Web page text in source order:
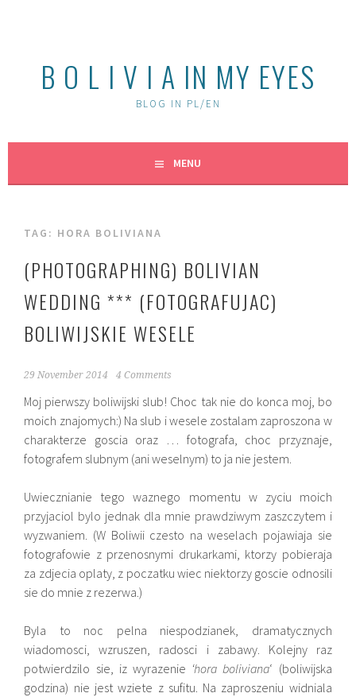
B O L I V I A IN MY EYES
BLOG IN PL/EN
MENU
TAG: HORA BOLIVIANA
(PHOTOGRAPHING) BOLIVIAN
WEDDING *** (FOTOGRAFUJAC)
BOLIWIJSKIE WESELE
29 November 2014 4 Comments
Moj pierwszy boliwijski slub! Choc tak nie do konca moj, bo
moich znajomych:) Na slub i wesele zostalam zaproszona w
charakterze goscia oraz … fotografa, choc przyznaje,
fotografem slubnym (ani weselnym) to ja nie jestem.
Uwiecznianie tego waznego momentu w zyciu moich
przyjaciol bylo jednak dla mnie prawdziwym zaszczytem i
wyzwaniem. (W Boliwii czesto na weselach pojawiaja sie
fotografowie z przenosnymi drukarkami, ktorzy pobieraja
za zdjecia oplaty, z poczatku wiec niektorzy goscie odnosili
sie do mnie z rezerwa.)
Byla to noc pelna niespodzianek, dramatycznych
wiadomosci, wzruszen, radosci i zabawy. Kolejny raz
potwierdzilo sie, iz wyrazenie ‘hora boliviana‘ (boliwijska
godzina) nie jest wziete z sufitu. Na zaproszeniu widniala